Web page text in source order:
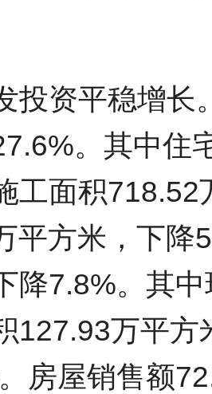
投资平稳增
。其中住
工面积
平方米，下降
降7.8%。其
127.93万平
房屋销售额